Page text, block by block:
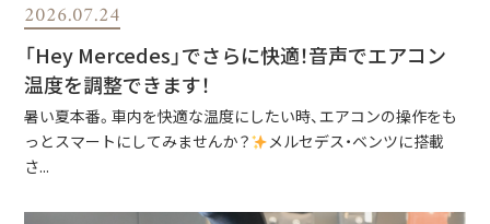
2026.07.24
「Hey Mercedes」でさらに快適！音声でエアコン
温度を調整できます！
暑い夏本番。車内を快適な温度にしたい時、エアコンの操作をも
っとスマートにしてみませんか？
メルセデス・ベンツに搭載
さ...